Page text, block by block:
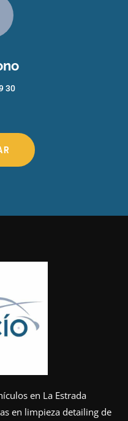
30
en La Estrada
en limpieza detailing de